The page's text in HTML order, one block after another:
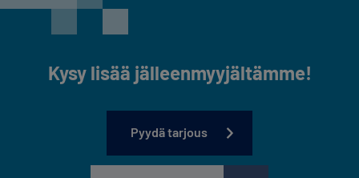
Kysy lisää jälleenmyyjältämme!
Pyydä tarjous